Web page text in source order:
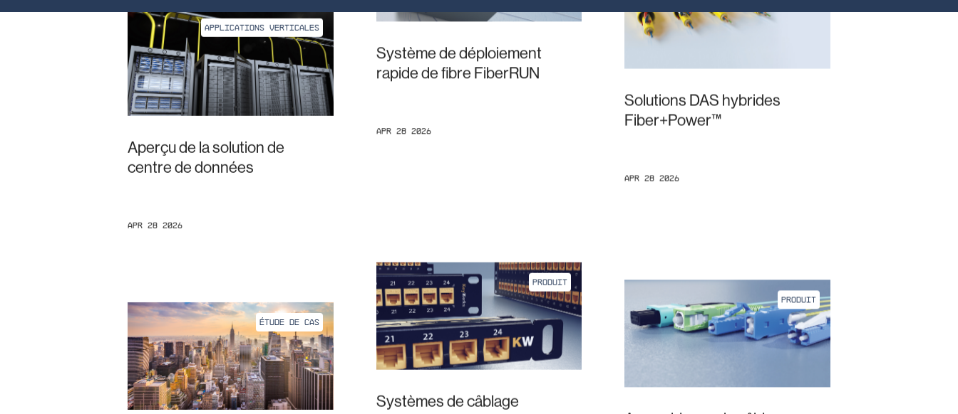
APPLICATIONS VERTICALES
Aperçu de la solution de
centre de données
Apr 28 2026
Système de déploiement
rapide de fibre FiberRUN
Apr 28 2026
Solutions DAS hybrides
Fiber+Power™
Apr 28 2026
ÉTUDE DE CAS
PRODUIT
Systèmes de câblage
PRODUIT